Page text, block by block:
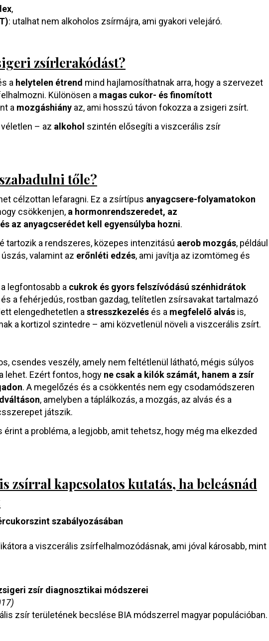
,
: utalhat nem alkoholos zsírmájra, ami gyakori velejáró.
zsírlerakódást?
a helytelen étrend mind hajlamosíthatnak arra, hogy a szervezet
Különösen a magas cukor- és finomított
a mozgáshiány az, ami hosszú távon fokozza a zsigeri zsírt.
– az alkohol szintén elősegíti a viszcerális zsír
tőle?
célzottan lefaragni. Ez a zsírtípus anyagcsere-folyamatokon
csökkenjen, a hormonrendszeredet, az
az anyagcserédet kell egyensúlyba hozni.
tartozik a rendszeres, közepes intenzitású aerob mozgás, például
valamint az erőnléti edzés, ami javítja az izomtömeg és
legfontosabb a cukrok és gyors felszívódású szénhidrátok
és a fehérjedús, rostban gazdag, telítetlen zsírsavakat tartalmazó
elengedhetetlen a stresszkezelés és a megfelelő alvás is,
a kortizol szintedre – ami közvetlenül növeli a viszcerális zsírt.
csendes veszély, amely nem feltétlenül látható, mégis súlyos
lehet. Ezért fontos, hogy ne csak a kilók számát, hanem a zsír
. A megelőzés és a csökkentés nem egy csodamódszeren
, amelyben a táplálkozás, a mozgás, az alvás és a
játszik.
érint a probléma, a legjobb, amit tehetsz, hogy még ma elkezded
zsírral kapcsolatos kutatás, ha beleásnád
szabályozásában
a viszcerális zsírfelhalmozódásnak, ami jóval károsabb, mint
zsír diagnosztikai módszerei
zsír területének becslése BIA módszerrel magyar populációban.